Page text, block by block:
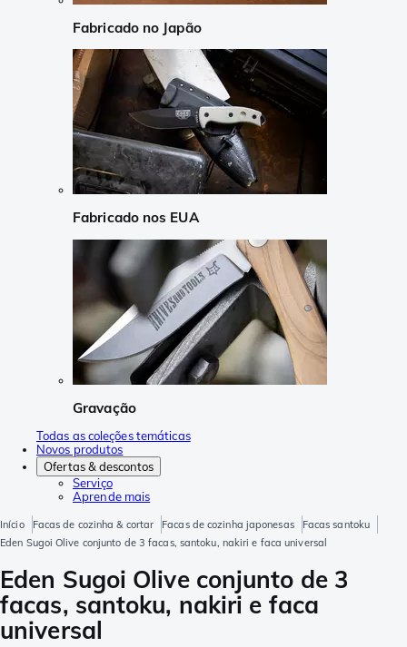
Fabricado no Japão
Fabricado nos EUA
Gravação
Todas as coleções temáticas
Novos produtos
Ofertas & descontos
Serviço
Aprende mais
Início Facas de cozinha & cortar Facas de cozinha japonesas
Facas santoku
Eden Sugoi Olive conjunto de 3 facas, santoku, nakiri e faca universal
Eden Sugoi Olive conjunto de 3
facas, santoku, nakiri e faca
universal